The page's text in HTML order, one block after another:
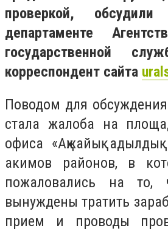
проверкой,
департаменте
государственной
корреспондент сайта
Поводом для
стала жалоба на
офиса «Ақжайық
акимов районов, в
пожаловались на
вынуждены тратить
прием и проводы